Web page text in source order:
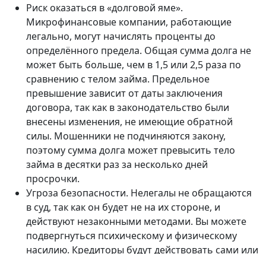
Риск оказаться в «долговой яме».
Микрофинансовые компании, работающие
легально, могут начислять проценты до
определённого предела. Общая сумма долга не
может быть больше, чем в 1,5 или 2,5 раза по
сравнению с телом займа. Предельное
превышение зависит от даты заключения
договора, так как в законодательство были
внесены изменения, не имеющие обратной
силы. Мошенники не подчиняются закону,
поэтому сумма долга может превысить тело
займа в десятки раз за несколько дней
просрочки.
Угроза безопасности. Нелегалы не обращаются
в суд, так как он будет не на их стороне, и
действуют незаконными методами. Вы можете
подвергнуться психическому и физическому
насилию. Кредиторы будут действовать сами или